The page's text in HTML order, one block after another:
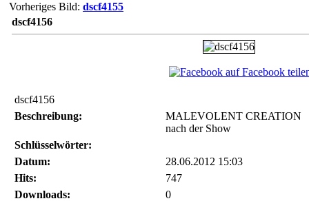
Vorheriges Bild: dscf4155
dscf4156
auf Facebook
dscf4156
Beschreibung:
MALEVOLENT CREATION
nach der Show
Schlüsselwörter:
Datum:
28.06.2012 15:03
Hits:
747
Downloads:
0